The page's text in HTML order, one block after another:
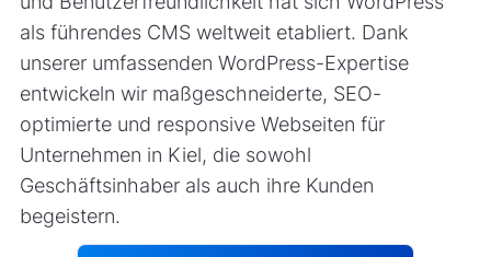
als führendes CMS weltweit etabliert. Dank
unserer umfassenden WordPress-Expertise
entwickeln wir maßgeschneiderte, SEO-
optimierte und responsive Webseiten für
Unternehmen in Kiel, die sowohl
Geschäftsinhaber als auch ihre Kunden
begeistern.